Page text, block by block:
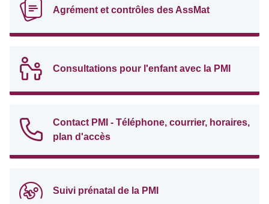
Agrément et contrôles des AssMat
Consultations pour l'enfant avec la PMI
Contact PMI - Téléphone, courrier, horaires,
plan d'accès
Suivi prénatal de la PMI